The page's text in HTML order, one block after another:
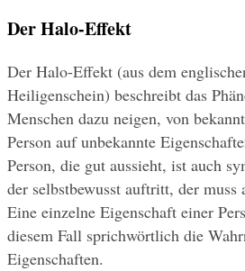
Der Halo-Effekt
Der Halo-Effekt (aus dem
Heiligenschein) beschreibt das
Menschen dazu neigen, von
Person auf unbekannte
Person, die gut aussieht, ist auch
der selbstbewusst auftritt, der muss
Eine einzelne Eigenschaft einer
diesem Fall sprichwörtlich die
Eigenschaften.